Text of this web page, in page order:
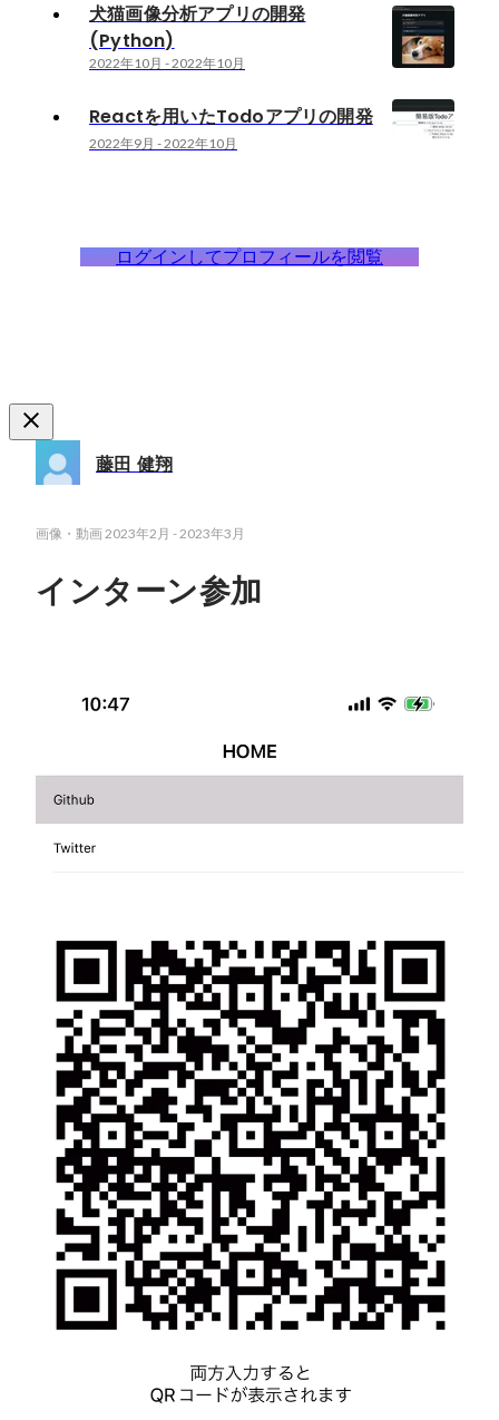
犬猫画像分析アプリの開発
(Python)
2022年10月 -2022年10月
Reactを用いたTodoアプリの開発
2022年9月 -2022年10月
ログインしてプロフィールを閲覧
藤田 健翔
画像・動画2023年2月 -2023年3月
インターン参加